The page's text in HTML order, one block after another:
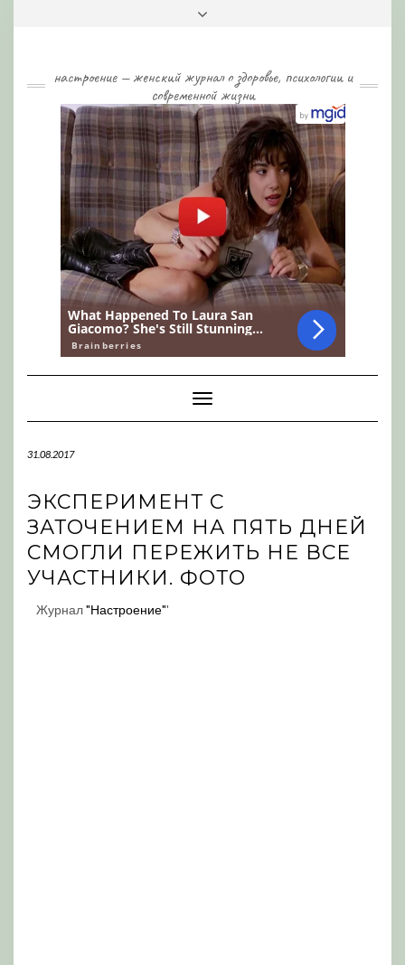
настроение — женский журнал о здоровье, психологии и
современной жизни
Toggle
Navigation
31.08.2017
ЭКСПЕРИМЕНТ С
ЗАТОЧЕНИЕМ НА ПЯТЬ ДНЕЙ
СМОГЛИ ПЕРЕЖИТЬ НЕ ВСЕ
УЧАСТНИКИ. ФОТО
Журнал"Настроение"'